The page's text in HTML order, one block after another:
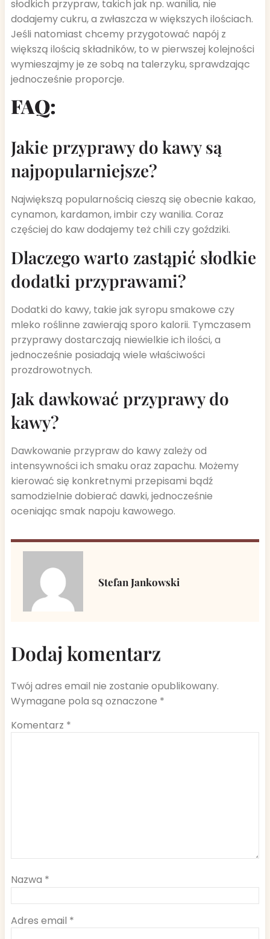
słodkich przypraw, takich jak np. wanilia, nie
dodajemy cukru, a zwłaszcza w większych ilościach.
Jeśli natomiast chcemy przygotować napój z
większą ilością składników, to w pierwszej kolejności
wymieszajmy je ze sobą na talerzyku, sprawdzając
jednocześnie proporcje.
FAQ:
Jakie przyprawy do kawy są
najpopularniejsze?
Największą popularnością cieszą się obecnie kakao,
cynamon, kardamon, imbir czy wanilia. Coraz
częściej do kaw dodajemy też chili czy goździki.
Dlaczego warto zastąpić słodkie
dodatki przyprawami?
Dodatki do kawy, takie jak syropu smakowe czy
mleko roślinne zawierają sporo kalorii. Tymczasem
przyprawy dostarczają niewielkie ich ilości, a
jednocześnie posiadają wiele właściwości
prozdrowotnych.
Jak dawkować przyprawy do
kawy?
Dawkowanie przypraw do kawy zależy od
intensywności ich smaku oraz zapachu. Możemy
kierować się konkretnymi przepisami bądź
samodzielnie dobierać dawki, jednocześnie
oceniając smak napoju kawowego.
Stefan Jankowski
Dodaj komentarz
Twój adres email nie zostanie opublikowany.
Wymagane pola są oznaczone *
Komentarz *
Nazwa *
Adres email *